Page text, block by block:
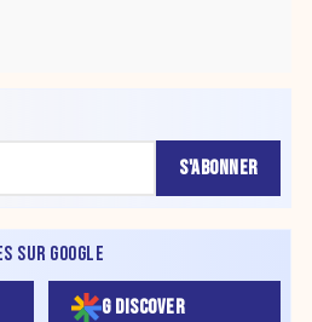
S'ABONNER
SUR GOOGLE
G DISCOVER